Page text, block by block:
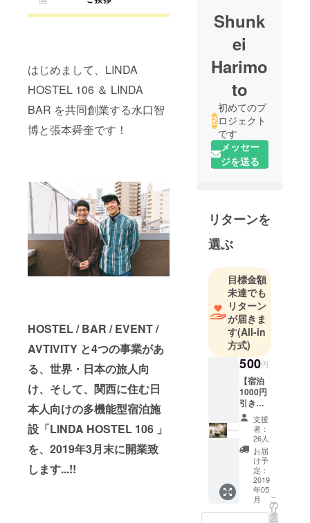
はじめまして、LINDA
HOSTEL 106 ＆ LINDA
BAR を共同創業する水口智
博と張本舜奎です！
HOSTEL / BAR / EVENT /
AVTIVITY と4つの事業があ
る、 世界・日本の旅人向
け、そして、関西に住む日
本人向けの多機能型宿泊施
設「LINDA HOSTEL 106 」
を、2019年3月末に開業致
します...!!
Shunk
ei
Harimo
to
初めてのプ
ロジェクト
です
メッセー
ジを送る
リターンを
選ぶ
目標金額
未達でも
リターン
が届きま
す(All-in
方式)
500円
【宿泊
1000円
引きチ
ケッ
ト】 ※
有効期
限1年
（2019/
05/01 -
2020/04
/30） ※
友人・
知人へ
支援
者：
26人
お届
け予
定：
2019
年05
月
こ
の
リ
タ